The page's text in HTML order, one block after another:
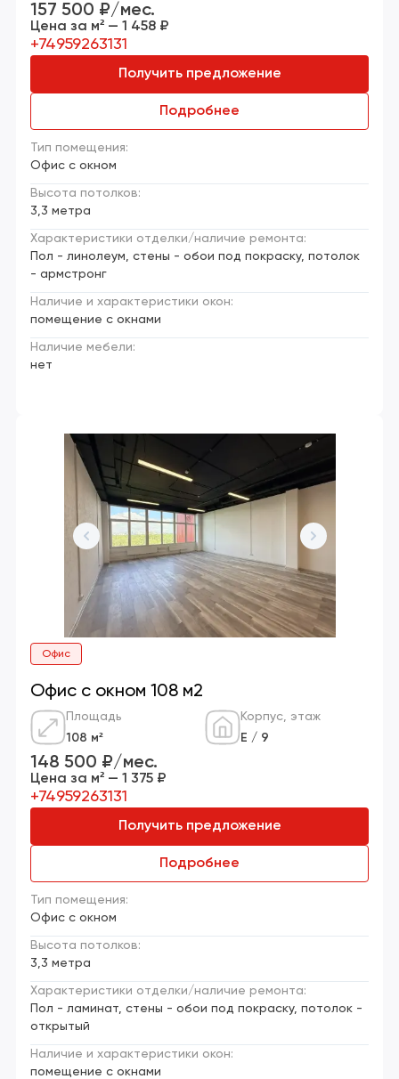
Тип помещения:
Офис с окном
Высота потолков:
3,3 метра
Характеристики отделки/наличие ремонта:
Пол - линолеум, стены - обои под покраску, потолок
- армстронг
Наличие и характеристики окон:
помещение с окнами
Наличие мебели:
нет
157 500 ₽/мес.
Цена за м² — 1 458 ₽
+74959263131
Получить предложение
Подробнее
Офис
Офис с окном 108 м2
Площадь
108 м²
Корпус, этаж
Е / 9
Тип помещения:
Офис с окном
Высота потолков:
3,3 метра
Характеристики отделки/наличие ремонта:
Пол - ламинат, стены - обои под покраску, потолок -
открытый
Наличие и характеристики окон:
помещение с окнами
148 500 ₽/мес.
Цена за м² — 1 375 ₽
+74959263131
Получить предложение
Подробнее